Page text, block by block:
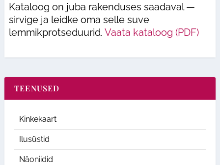
Kataloog on juba rakenduses saadaval —
sirvige ja leidke oma selle suve
lemmikprotseduurid. Vaata kataloog (PDF)
TEENUSED
Kinkekaart
Ilusüstid
Näoniidid